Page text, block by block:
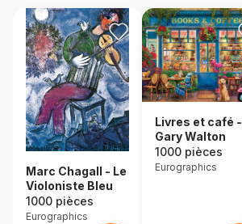
Marc Chagall - Le
Violoniste Bleu
1000 pièces
Eurographics
Livres et café -
Gary Walton
1000 pièces
Eurographics